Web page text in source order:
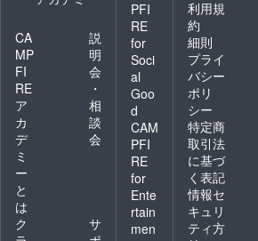
CA
MP
FI
RE
ア
カ
デ
ミ
ー
と
は
説
明
会
・
相
談
会
ク
サ
PFI
RE
for
Soci
al
Goo
d
CAM
PFI
RE
for
Ente
rtain
men
利用規
約
細則
プライ
バシー
ポリ
シー
特定商
取引法
に基づ
く表記
情報セ
キュリ
ティ方